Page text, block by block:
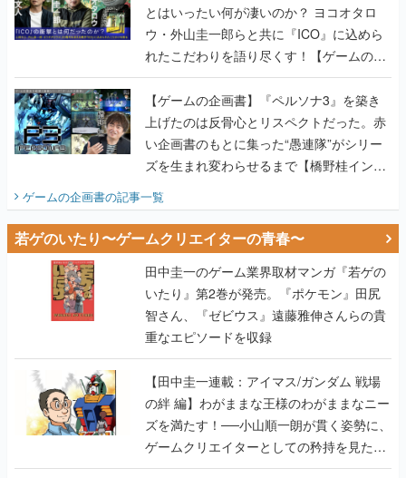
とはいったい何が凄いのか？ ヨコオタロ
ウ・外山圭一郎らと共に『ICO』に込めら
れたこだわりを語り尽くす！【ゲームの企
画書】
【ゲームの企画書】『ペルソナ3』を築き
上げたのは反骨心とリスペクトだった。赤
い企画書のもとに集った“愚連隊”がシリー
ズを生まれ変わらせるまで【橋野桂インタ
ゲームの企画書の記事一覧
若ゲのいたり〜ゲームクリエイターの青春〜
田中圭一のゲーム業界取材マンガ『若ゲの
いたり』第2巻が発売。『ポケモン』田尻
智さん、『ゼビウス』遠藤雅伸さんらの貴
重なエピソードを収録
【田中圭一連載：アイマス/ガンダム 戦場
の絆 編】わがままな王様のわがままなニー
ズを満たす！──小山順一朗が貫く姿勢に、
ゲームクリエイターとしての矜持を見た
【若ゲのいたり最終回】